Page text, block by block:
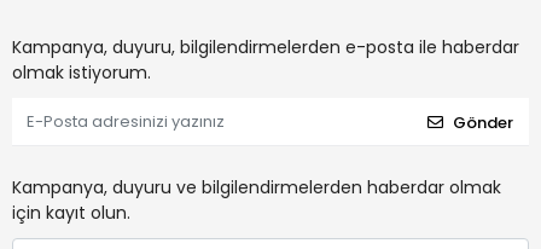
Kampanya, duyuru, bilgilendirmelerden e-posta ile haberdar
olmak istiyorum.
Gönder
Kampanya, duyuru ve bilgilendirmelerden haberdar olmak
için kayıt olun.